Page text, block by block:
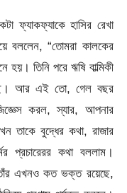
ফ্যাকফ্যাকে হাসির রেখা
বললেন, “তোমরা কালকের
তিনি পরে ঋষি বাল্মিকী
আর এই তো, গেল বছর
করল, স্যার, আপনার
তাকে বুদ্ধের কথা, রাজার
প্রচারেরর কথা বললাম।
তাঁর এখনও কত ভক্ত রয়েছে,